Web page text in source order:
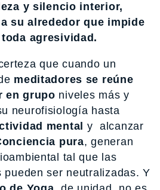
y silencio interior,
su alrededor que impide
agresividad.
que cuando un
meditadores se reúne
en grupo niveles más y
neurofisiología hasta
mental y alcanzar
pura, generan
tal que las
pueden ser neutralizadas. Y